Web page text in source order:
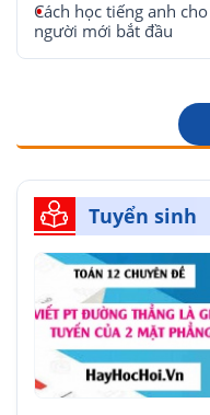
Cách học tiếng anh cho
người mới bắt đầu
Tuyển sinh